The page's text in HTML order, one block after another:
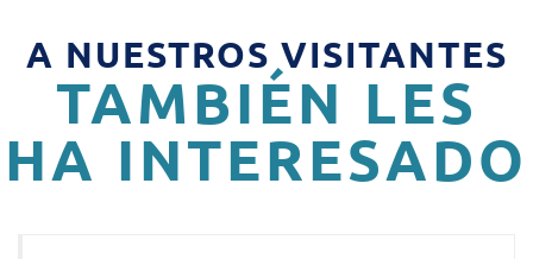
A NUESTROS VISITANTES
TAMBIÉN LES
HA INTERESADO